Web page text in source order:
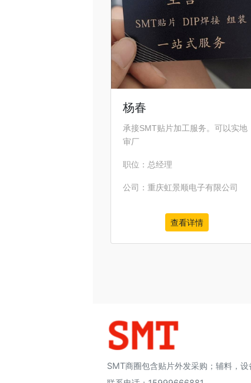
杨春
承接SMT贴片加工服务。可以实地
审厂
职位：总经理
公司：重庆虹景顺电子有限公司
查看详情
SMT商圈包含贴片外发采购；辅料，